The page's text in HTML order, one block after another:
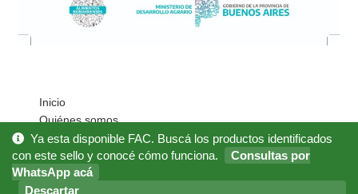
Inicio
Quiénes somos
Cómo Comprar?
Mi cuenta
Noticias
Preguntas Frecuentes
Ya esta disponible FAC. Buscá los productos identificados
con este sello y conocé cómo funciona.
Consultas por
WhatsApp acá
Descartar